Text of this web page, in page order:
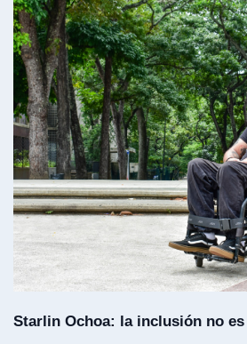
Starlin Ochoa: la inclusión no